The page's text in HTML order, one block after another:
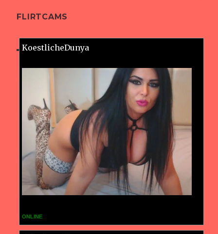
FLIRTCAMS
KoestlicheDunya
ONLINE